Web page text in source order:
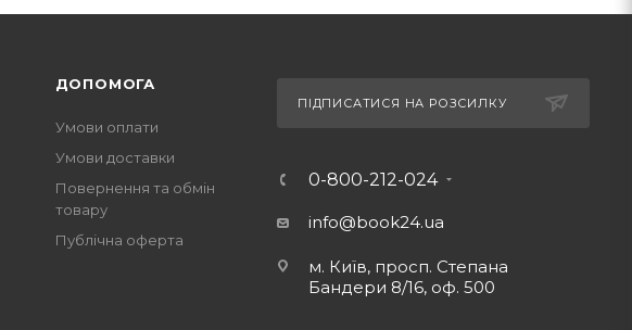
ДОПОМОГА
Умови оплати
Умови доставки
Повернення та обмін
товару
Публічна оферта
ПІДПИСАТИСЯ НА РОЗСИЛКУ
0-800-212-024
info@book24.ua
м. Київ, просп. Степана
Бандери 8/16, оф. 500